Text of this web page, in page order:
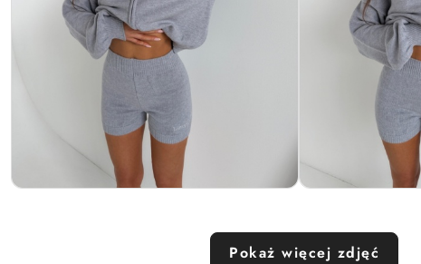
Pokaż więcej zdjęć